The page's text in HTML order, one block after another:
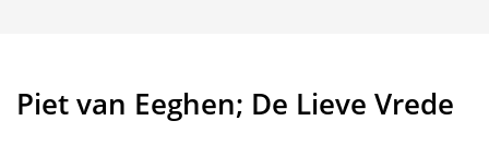
Piet van Eeghen; De Lieve Vrede